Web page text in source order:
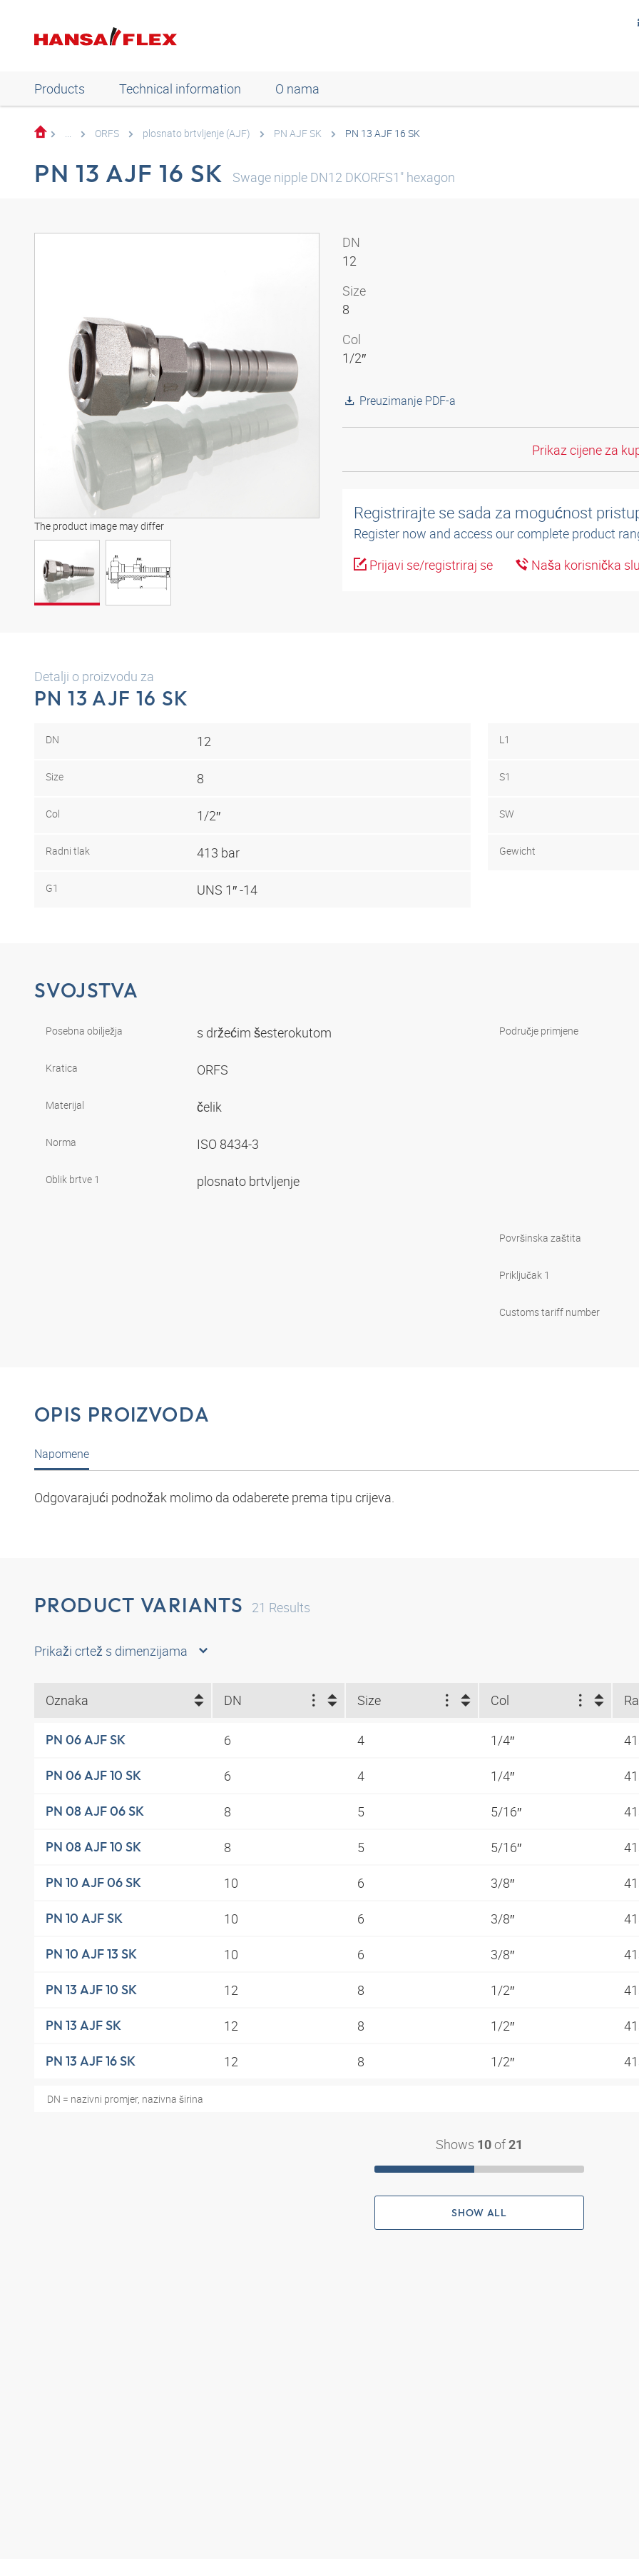
Products Technical information O nama
... ORFS plosnato brtvljenje (AJF) PN AJF SK PN 13 AJF 16 SK
PN 13 AJF 16 SK Swage nipple DN12 DKORFS1" hexagon
The product image may differ
DN
12
Size
8
Col
1/2″
Preuzimanje PDF-a
Prikaz cijene za
Registrirajte se sada za mogućnost
Register now and access our complete product
Prijavi se/registriraj se
Naša korisnička
Detalji o proizvodu za
PN 13 AJF 16 SK
DN 12
Size 8
Col 1/2″
Radni tlak 413 bar
G1 UNS 1″ -14
L1
S1
SW
Gewicht
SVOJSTVA
Posebna obilježja s držećim šesterokutom
Kratica ORFS
Materijal čelik
Norma ISO 8434-3
Oblik brtve 1 plosnato brtvljenje
Područje primjene
Površinska zaštita
Priključak 1
Customs tariff number
OPIS PROIZVODA
Napomene
Odgovarajući podnožak molimo da odaberete prema tipu crijeva.
PRODUCT VARIANTS 21 Results
Prikaži crtež s dimenzijama
Oznaka DN Size Col
PN 06 AJF SK 6 4 1/4″
PN 06 AJF 10 SK 6 4 1/4″
PN 08 AJF 06 SK 8 5 5/16″
PN 08 AJF 10 SK 8 5 5/16″
PN 10 AJF 06 SK 10 6 3/8″
PN 10 AJF SK 10 6 3/8″
PN 10 AJF 13 SK 10 6 3/8″
PN 13 AJF 10 SK 12 8 1/2″
PN 13 AJF SK 12 8 1/2″
PN 13 AJF 16 SK 12 8 1/2″
DN = nazivni promjer, nazivna širina
Shows 10 of 21
SHOW ALL